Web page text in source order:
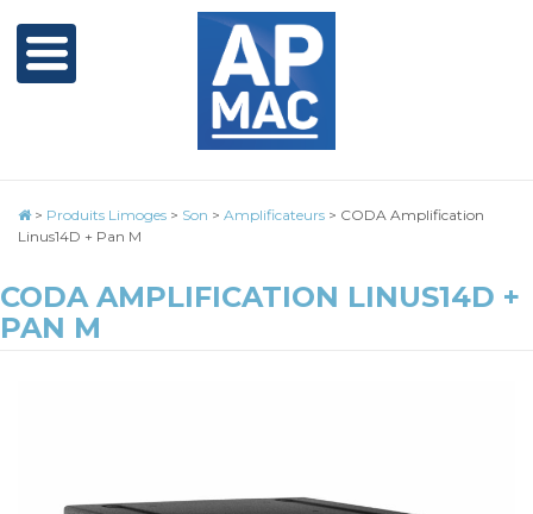
> Produits Limoges > Son > Amplificateurs > CODA Amplification
Linus14D + Pan M
CODA AMPLIFICATION LINUS14D +
PAN M